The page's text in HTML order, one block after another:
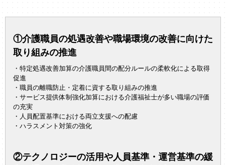
①介護職員の処遇改善や職場環境の改善に向けた
取り組みの推進
・特定処遇改善加算の介護職員間の配分ルールの柔軟化による取得
促進
・職員の離職防止・定着に資する取り組みの推進
・サービス提供体制強化加算における介護福祉士が多い職場の評価
の充実
・人員配置基準における両立支援への配慮
・ハラスメント対策の強化
②テクノロジーの活用や人員基準・運営基準の緩